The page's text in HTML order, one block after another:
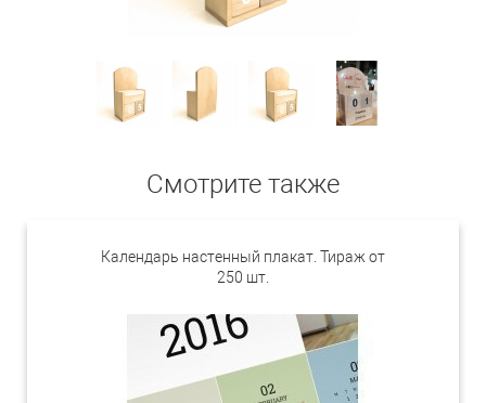
Смотрите также
Календарь настенный плакат. Тираж от
250 шт.